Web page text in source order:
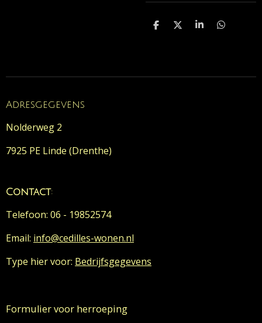
D
D
S
D
Adresgegevens
Nolderweg 2
7925 PE Linde (Drenthe)
Contact:
Telefoon: 06 - 19852574
Email: info@cedilles-wonen.nl
Type hier voor: Bedrijfsgegevens
Formulier voor herroeping